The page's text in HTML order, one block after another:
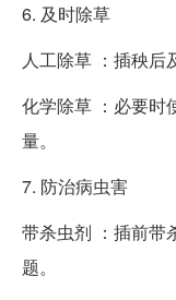
6. 及时除草
人工除草 ：插秧后
化学除草 ：必要时
量。
7. 防治病虫害
带杀虫剂 ：插前带
题。